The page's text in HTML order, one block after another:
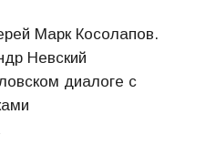
Марк Косолапов.
Невский
диалоге с